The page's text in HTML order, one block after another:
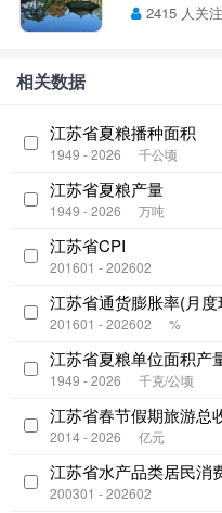
2415 人关注
相关数据
江苏省夏粮播种面积
1949 - 2026 千公顷
江苏省夏粮产量
1949 - 2026 万吨
江苏省CPI
201601 - 202602
江苏省通货膨胀率(月度
201601 - 202602 %
江苏省夏粮单位面积产
1949 - 2026 千克/公顷
江苏省春节假期旅游总
2014 - 2026 亿元
江苏省水产品类居民消
200301 - 202602